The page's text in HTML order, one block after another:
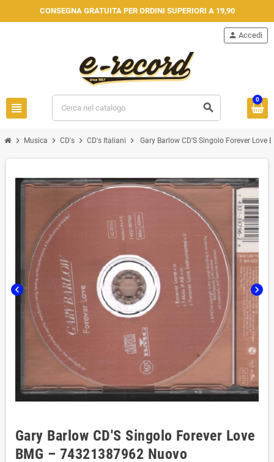
CONSEGNA GRATUITA PER ORDINI SUPERIORI A 19,90
view_headline search
person Accedi
0
chevron_right Musica chevron_right CD's chevron_right CD's Italiani chevron_right Gary Barlow CD'S Singolo Forever Love
chevron_left chevron_right
Gary Barlow CD'S Singolo Forever Love
BMG – 74321387962 Nuovo